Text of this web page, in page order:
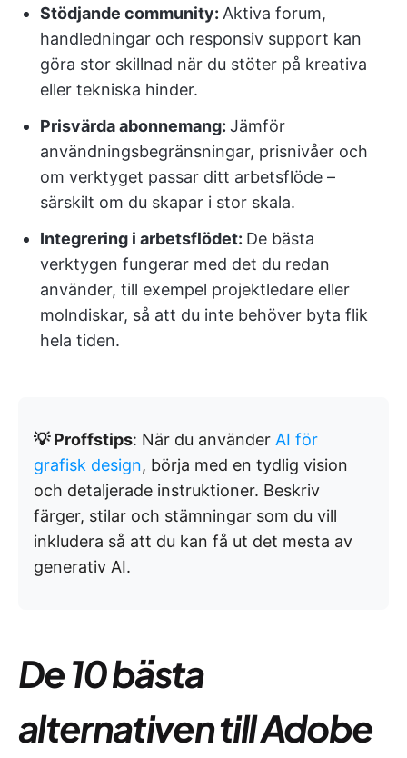
Stödjande community: Aktiva forum,
handledningar och responsiv support kan
göra stor skillnad när du stöter på kreativa
eller tekniska hinder.
Prisvärda abonnemang: Jämför
användningsbegränsningar, prisnivåer och
om verktyget passar ditt arbetsflöde –
särskilt om du skapar i stor skala.
Integrering i arbetsflödet: De bästa
verktygen fungerar med det du redan
använder, till exempel projektledare eller
molndiskar, så att du inte behöver byta flik
hela tiden.
💡 Proffstips: När du använder AI för
grafisk design, börja med en tydlig vision
och detaljerade instruktioner. Beskriv
färger, stilar och stämningar som du vill
inkludera så att du kan få ut det mesta av
generativ AI.
De 10 bästa
alternativen till Adobe